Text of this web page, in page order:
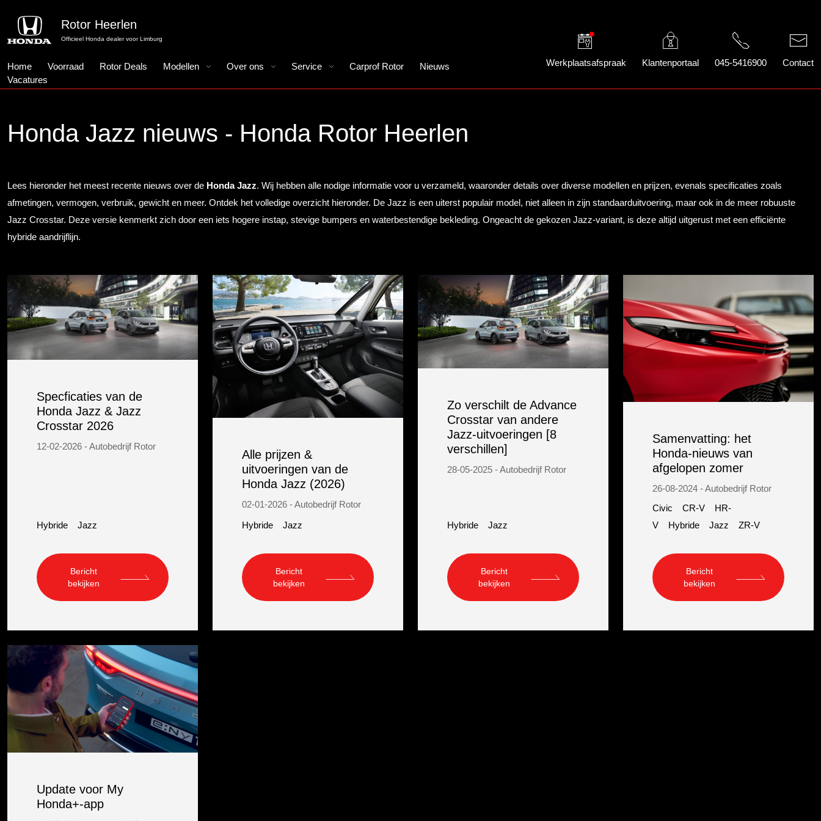
Rotor Heerlen
Officieel Honda dealer voor Limburg
Home Voorraad Rotor Deals Modellen Over ons Service Carprof Rotor
Nieuws
Vacatures
Werkplaatsafspraak Klantenportaal 045-5416900 Contact
Honda Jazz nieuws - Honda Rotor Heerlen
Lees hieronder het meest recente nieuws over de Honda Jazz. Wij hebben alle nodige informatie voor u verzameld, waaronder details over diverse modellen en prijzen, evenals specificaties zoals
afmetingen, vermogen, verbruik, gewicht en meer. Ontdek het volledige overzicht hieronder. De Jazz is een uiterst populair model, niet alleen in zijn standaarduitvoering, maar ook in de meer robuuste
Jazz Crosstar. Deze versie kenmerkt zich door een iets hogere instap, stevige bumpers en waterbestendige bekleding. Ongeacht de gekozen Jazz-variant, is deze altijd uitgerust met een efficiënte
hybride aandrijflijn.
Specficaties van de
Honda Jazz & Jazz
Crosstar 2026
12-02-2026 - Autobedrijf Rotor
Hybride Jazz
Bericht
bekijken
Alle prijzen &
uitvoeringen van de
Honda Jazz (2026)
02-01-2026 - Autobedrijf Rotor
Hybride
Jazz
Bericht
bekijken
Zo verschilt de Advance
Crosstar van andere
Jazz-uitvoeringen [8
verschillen]
28-05-2025 - Autobedrijf Rotor
Hybride Jazz
Bericht
bekijken
Samenvatting: het
Honda-nieuws van
afgelopen zomer
26-08-2024 - Autobedrijf Rotor
Civic
CR-V
HR-
V
Hybride Jazz ZR-V
Bericht
bekijken
Update voor My
Honda+-app